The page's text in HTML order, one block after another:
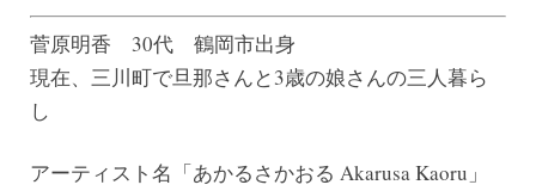
菅原明香 30代 鶴岡市出身
現在、三川町で旦那さんと3歳の娘さんの三人暮ら
し
アーティスト名「あかるさかおる Akarusa Kaoru」